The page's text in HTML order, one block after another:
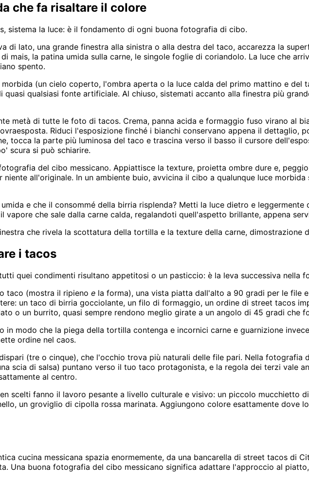
che fa risaltare il colore
sistema la luce: è il fondamento di ogni buona fotografia di cibo.
di lato, una grande finestra alla sinistra o alla destra del taco, accarezza la
mais, la patina umida sulla carne, le singole foglie di coriandolo. La luce che
spento.
morbida (un cielo coperto, l'ombra aperta o la luce calda del primo mattino e del
qualsiasi fonte artificiale. Al chiuso, sistemati accanto alla finestra più
metà di tutte le foto di tacos. Crema, panna acida e formaggio fuso virano al
Riduci l'esposizione finché i bianchi conservano appena il dettaglio,
tocca la parte più luminosa del taco e trascina verso il basso il cursore
scura si può schiarire.
del cibo messicano. Appiattisce la texture, proietta ombre dure e,
all'originale. In un ambiente buio, avvicina il cibo a qualunque luce
e che il consommé della birria risplenda? Metti la luce dietro e
che sale dalla carne calda, regalandoti quell'aspetto brillante, appena
che rivela la scottatura della tortilla e la texture della carne, dimostrazione
i tacos
quei condimenti risultano appetitosi o un pasticcio: è la leva successiva nella
taco (mostra il ripieno e la forma), una vista piatta dall'alto a 90 gradi per le file
un taco di birria gocciolante, un filo di formaggio, un ordine di street tacos
o un burrito, quasi sempre rendono meglio girate a un angolo di 45 gradi che
in modo che la piega della tortilla contenga e incornici carne e guarnizione
ordine nel caos.
(tre o cinque), che l'occhio trova più naturali delle file pari. Nella fotografia
scia di salsa) puntano verso il tuo taco protagonista, e la regola dei terzi vale
al centro.
scelti fanno il lavoro pesante a livello culturale e visivo: un piccolo mucchietto
un groviglio di cipolla rossa marinata. Aggiungono colore esattamente dove
cucina messicana spazia enormemente, da una bancarella di street tacos di
Una buona fotografia del cibo messicano significa adattare l'approccio al